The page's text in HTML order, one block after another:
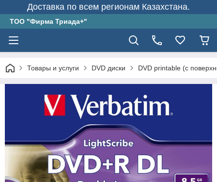
Доставка по всем регионам Казахстана.
ТОО "Фирма Триада+"
Товары и услуги DVD диски DVD printable (с